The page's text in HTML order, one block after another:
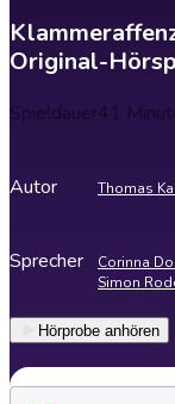
Original-
Spieldauer41
Autor Thomas
Sprecher Corinna
Simon
Hörprobe anhören